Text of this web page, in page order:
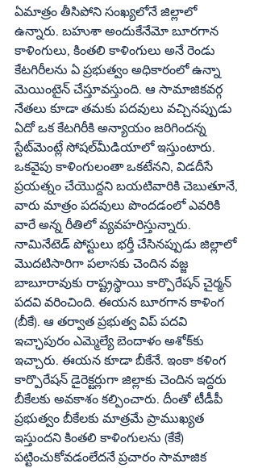
ఏమాత్రం తీసిపోని సంఖ్యలోనే జిల్లాలో
ఉన్నారు. బహుశా అందుకేనేమో బూరగాన
కాళింగులు, కింతలి కాళింగులు అనే రెండు
కేటగిరీలను ఏ ప్రభుత్వం అధికారంలో ఉన్నా
మెయింటైన్‌ చేస్తూవస్తుంది. ఆ సామాజికవర్గ
నేతలు కూడా తమకు పదవులు వచ్చినప్పుడు
ఏదో ఒక కేటగిరీకి అన్యాయం జరిగిందన్న
స్టేట్‌మెంట్లే సోషల్‌మీడియాలో ఇస్తుంటారు.
ఒకవైపు కాళింగులంతా ఒకటేనని, విడదీసే
ప్రయత్నం చేయొద్దని బయటివారికి చెబుతూనే,
వారు మాత్రం పదవులు పొందడంలో ఎవరికి
వారే అన్న రీతిలో వ్యవహరిస్తున్నారు.
నామినేటెడ్‌ పోస్టులు భర్తీ చేసినప్పుడు జిల్లాలో
మొదటిసారిగా పలాసకు చెందిన వజ్జ
బాబూరావుకు రాష్ట్రస్థాయి కార్పొరేషన్‌ చైర్మన్‌
పదవి వరించింది. ఈయన బూరగాన కాళింగ
(బీకే). ఆ తర్వాత ప్రభుత్వ విప్‌ పదవి
ఇచ్ఛాపురం ఎమ్మెల్యే బెందాళం అశోక్‌కు
ఇచ్చారు. ఈయన కూడా బీకేనే. ఇంకా కళింగ
కార్పొరేషన్‌ డైరెక్టర్లుగా జిల్లాకు చెందిన ఇద్దరు
బీకేలకు అవకాశం కల్పించారు. దీంతో టీడీపీ
ప్రభుత్వం బీకేలకు మాత్రమే ప్రాముఖ్యత
ఇస్తుందని కింతలి కాళింగులను (కేకే)
పట్టించుకోవడంలేదనే ప్రచారం సామాజిక